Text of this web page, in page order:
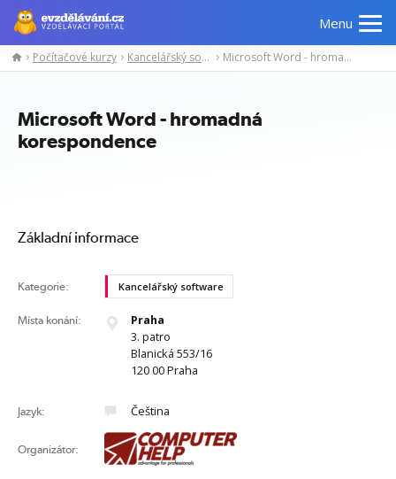
Menu
Manažerské
Odborné
Počítačové
Počítačové kurzy Kancelářský software Microsoft Word - hromadná korespondence
Microsoft Word - hromadná
korespondence
Základní informace
Kategorie: Kancelářský software
Místa konání:
Praha
3. patro
Blanická 553/16
120 00 Praha
Jazyk: Čeština
Organizátor: